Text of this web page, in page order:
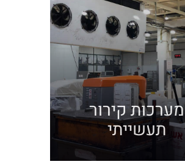
מערכות קירור
תעשייתי